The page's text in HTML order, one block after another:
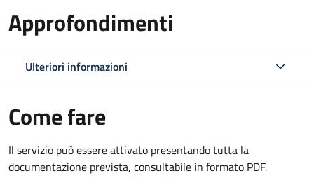
Approfondimenti
Ulteriori informazioni
Come fare
Il servizio può essere attivato presentando tutta la
documentazione prevista, consultabile in formato PDF.